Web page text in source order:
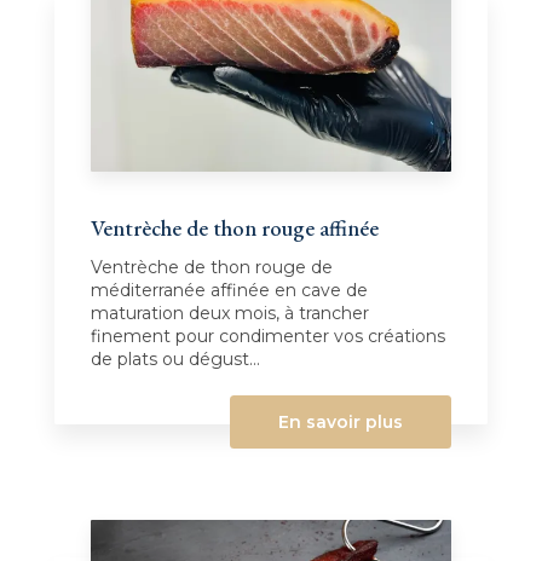
Ventrèche de thon rouge affinée
Ventrèche de thon rouge de
méditerranée affinée en cave de
maturation deux mois, à trancher
finement pour condimenter vos créations
de plats ou dégust...
En savoir plus